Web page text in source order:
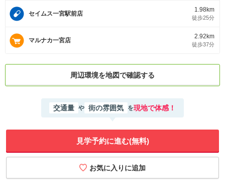
セイムス一宮駅前店
1.98km
徒歩25分
マルナカ一宮店
2.92km
徒歩37分
周辺環境を地図で確認する
交通量 や 街の雰囲気 を現地で体感！
見学予約に進む(無料)